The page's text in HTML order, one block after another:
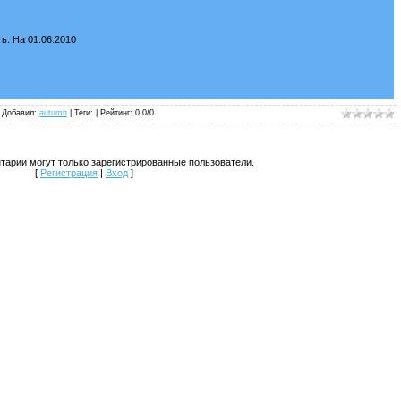
На 01.06.2010
Добавил: autumn | Теги: | Рейтинг: 0.0/0
могут только зарегистрированные пользователи.
[ Регистрация | Вход ]